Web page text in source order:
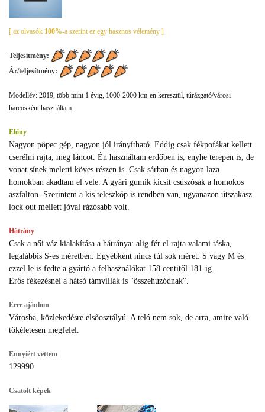
[ az olvasók 100%-a szerint ez egy hasznos vélemény ]
Teljesítmény:
Ár/teljesítmény:
Modellév: 2019, több mint 1 évig, 1000-2000 km-en keresztül, túrázgató/városi
harcosként használtam
Előny
Nagyon pöpec gép, nagyon jól irányítható. Eddig csak fékpofákat kellett
cserélni rajta, meg láncot. Én használtam erdőben is, enyhe terepen is, de
vonat sínek meletti köves részen is. Csak sárban és nagyon laza
homokban akadtam el vele. A gyári gumik kicsit csúszósak a homokos
aszfalton. Szerintem a kis teleszkóp is rendben van, ugyanazon útszakasz
lock out mellett jóval rázósabb volt.
Hátrány
Csak a női váz kialakítása a hátránya: alig fér el rajta valami táska,
legalábbis S-es méretben. Egyébként nincs túl sok méret: S vagy M és
ezzel le is fedte a gyártó a felhasználókat 158 centitől 181-ig.
Erős fékezésnél a hátsó támvillák is "összehúzódnak".
Erre ajánlom
Városba, közlekedésre elsőosztályú. A teló nem sok, de arra, amire való
tökéletesen megfelel.
Ennyiért vettem
129990
Csatolt képek